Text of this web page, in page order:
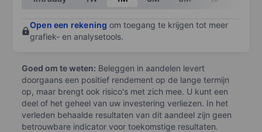
Open een rekening om toegang te krijgen tot meer
grafiek- en analysetools.
Goed om te weten: Beleggen in aandelen levert
doorgaans een positief rendement op de lange termijn
op, maar brengt ook risico's met zich mee. U kunt een
deel of het geheel van uw investering verliezen. In het
verleden behaalde resultaten van dit aandeel zijn geen
betrouwbare indicator voor toekomstige resultaten.